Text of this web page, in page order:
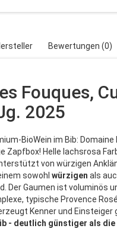
Bewertungen (0)
Fouques,
2025
BioWein im Bib:
Zapfbox! Helle lachsrosa
von würzigen
sowohl würzigen als
Der Gaumen ist voluminös
typische Provence
Kenner und Einsteiger
- deutlich günstiger als die